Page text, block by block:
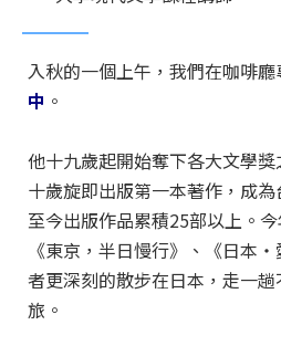
入秋的一個上午，我們在咖啡廳
中 。
他十九歲起開始奪下各大文學
十歲旋即出版第一本著作，成
至今出版作品累積25部以上。
《東京，半日慢行》、《日本
者更深刻的散步在日本，走一
旅。